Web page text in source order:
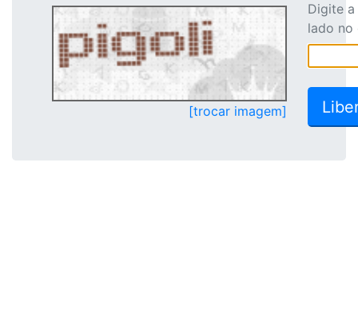
[trocar imagem]
Digite
lado no